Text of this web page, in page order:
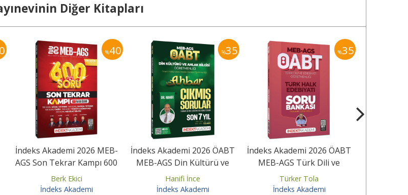
Diğer Kitapları
%40
İndeks Akademi 2026 MEB-
AGS Son Tekrar Kampı 600
Soru Bankası Youtube...
Berk Ekici
İndeks Akademi
%35
İndeks Akademi 2026 ÖABT
MEB-AGS Din Kültürü ve
Ahlak Bilgisi Ahbar...
Hanifi İnce
İndeks Akademi
%35
İndeks Akademi 2026 ÖABT
MEB-AGS Türk Dili ve
Edebiyatı-Türkçe Türk
Halk...
Türker Tola
İndeks Akademi